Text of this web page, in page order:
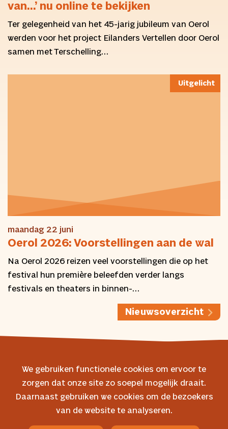
van…’ nu online te bekijken
Ter gelegenheid van het 45-jarig jubileum van Oerol
werden voor het project Eilanders Vertellen door Oerol
samen met Terschelling…
Uitgelicht
maandag 22 juni
Oerol 2026: Voorstellingen aan de wal
Na Oerol 2026 reizen veel voorstellingen die op het
festival hun première beleefden verder langs
festivals en theaters in binnen-…
Nieuwsoverzicht
© 2026 Oerol
We gebruiken functionele cookies om ervoor te
zorgen dat onze site zo soepel mogelijk draait.
Daarnaast gebruiken we cookies om de bezoekers
van de website te analyseren.